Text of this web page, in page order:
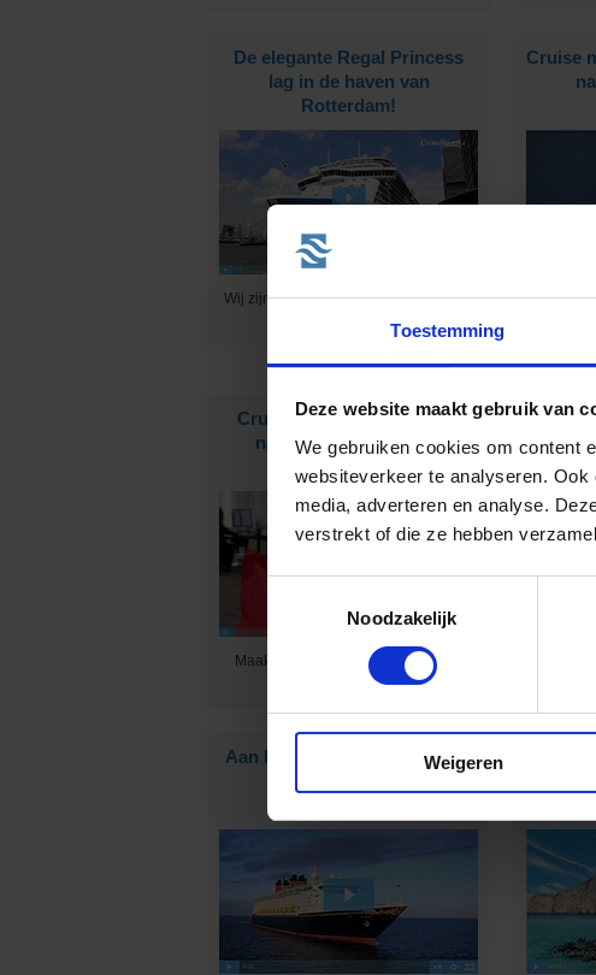
Toestemming
Deze website maakt gebruik van
We gebruiken cookies om content
websiteverkeer te analyseren.
media, adverteren en analyse.
verstrekt of die ze hebben
Noodzakelijk
Weigeren
De elegante Regal Princess
lag in de haven van
Rotterdam!
Wij zijn uitgenodigd om alle faciliteiten
aan boord te bekijken :-)
Cruise
Bij deze
CruiseReizen.nl is op zoek
naar nieuwe collega's!
Maak jij graag mensen blij met een
prachtige vakantie?
Een
Krijg jij
ook
Aan boord van Disney Cruise
Met